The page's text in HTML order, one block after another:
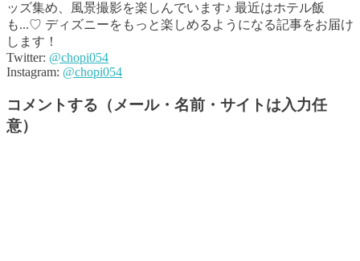
ッズ集め、風景撮影を楽しんでいます♪ 最近はホテル飯
も...♡ ディズニーをもっと楽しめるようになる記事をお届け
します！
Twitter: @chopi054
Instagram: @chopi054
コメントする（メール・名前・サイトは入力任
意）